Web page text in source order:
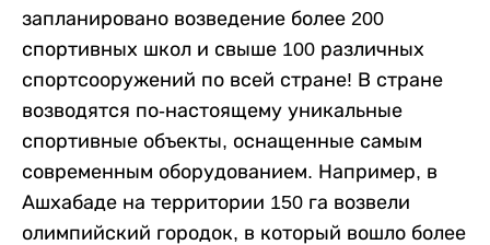
запланировано возведение более 200
спортивных школ и свыше 100 различных
спортсооружений по всей стране! В стране
возводятся по-настоящему уникальные
спортивные объекты, оснащенные самым
современным оборудованием. Например, в
Ашхабаде на территории 150 га возвели
олимпийский городок, в который вошло более